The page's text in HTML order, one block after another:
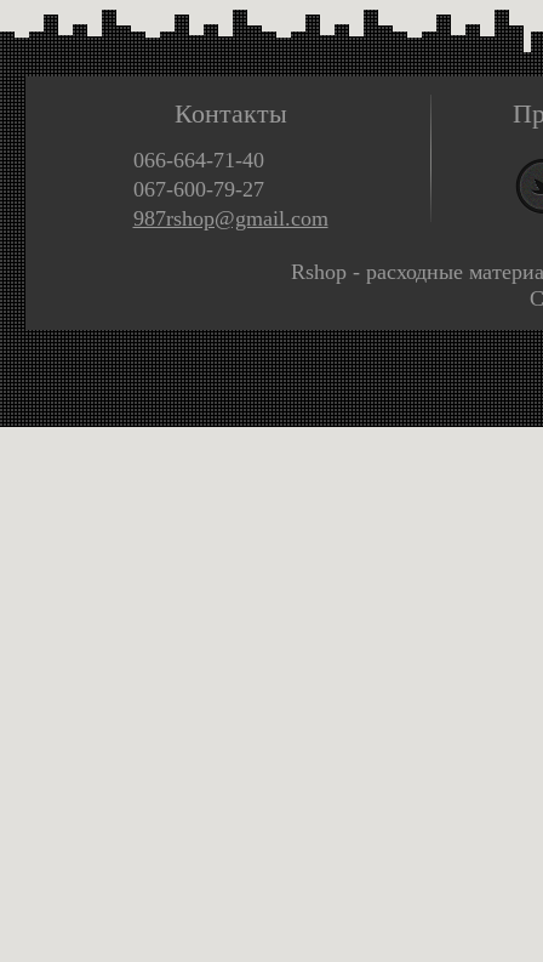
Контакты
066-664-71-40
067-600-79-27
987rshop@gmail.com
Rshop - расходные